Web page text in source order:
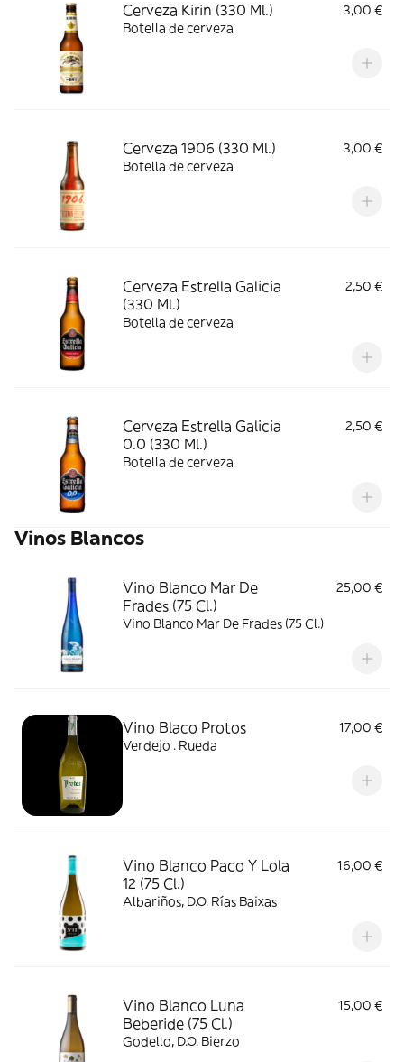
Cerveza Kirin (330 Ml.)
3,00 €
Botella de cerveza
Cerveza 1906 (330 Ml.)
3,00 €
Botella de cerveza
Cerveza Estrella Galicia
(330 Ml.)
2,50 €
Botella de cerveza
Cerveza Estrella Galicia
0.0 (330 Ml.)
2,50 €
Botella de cerveza
Vinos Blancos
Vino Blanco Mar De
Frades (75 Cl.)
25,00 €
Vino Blanco Mar De Frades (75 Cl.)
Vino Blaco Protos
17,00 €
Verdejo . Rueda
Vino Blanco Paco Y Lola
12 (75 Cl.)
16,00 €
Albariños, D.O. Rías Baixas
Vino Blanco Luna
Beberide (75 Cl.)
15,00 €
Godello, D.O. Bierzo